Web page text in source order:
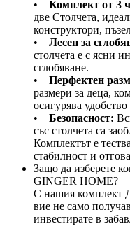
• Комплект от 3
две Столчета,
конструктори,
• Лесен за
столчета е с ясни
сглобяване.
•
Перфектен
размери за деца,
осигурява
• Безопасност:
със столчета са
Комплектът е
стабилност и
Защо да изберете
GINGER HOME?
С нашия комплект
вие не само
инвестирате в